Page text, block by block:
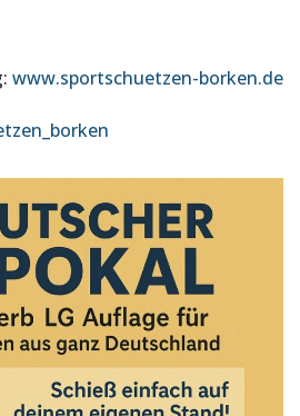
www.sportschuetzen-borken.de